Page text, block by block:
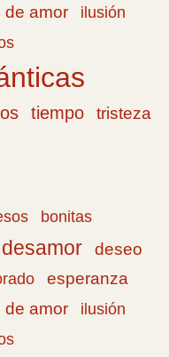
de amor
ilusión
tiempo
tristeza
bonitas
desamor deseo
esperanza
de amor
ilusión